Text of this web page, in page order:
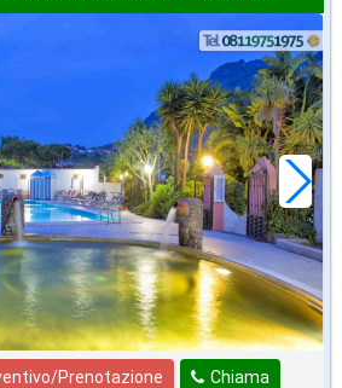
Chiama
Prenotazione